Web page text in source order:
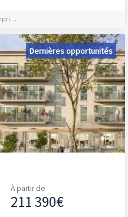
/ PTZ
Dernières opportunités
À partir de
211 390€